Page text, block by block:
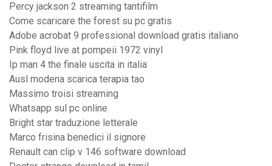
Percy jackson 2 streaming tantifilm
Come scaricare the forest su pc gratis
Adobe acrobat 9 professional download gratis italiano
Pink floyd live at pompeii 1972 vinyl
Ip man 4 the finale uscita in italia
Ausl modena scarica terapia tao
Massimo troisi streaming
Whatsapp sul pc online
Bright star traduzione letterale
Marco frisina benedici il signore
Renault can clip v 146 software download